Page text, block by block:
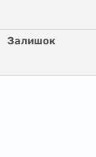
Залишок